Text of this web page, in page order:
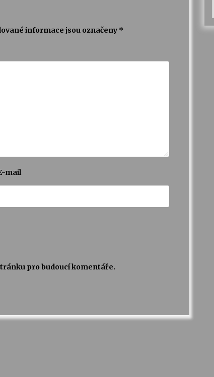
informace jsou označeny *
mail
pro budoucí komentáře.